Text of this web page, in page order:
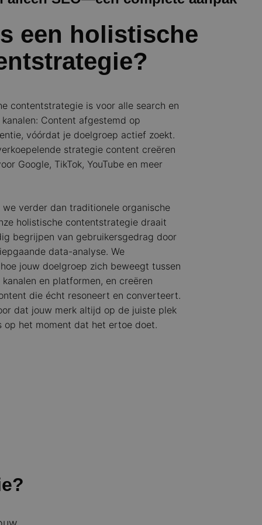
een holistische
contentstrategie is voor alle search en
Content afgestemd op
vóórdat je doelgroep actief zoekt.
strategie content creëren
Google, TikTok, YouTube en meer
we verder dan traditionele organische
holistische contentstrategie draait
begrijpen van gebruikersgedrag door
data-analyse. We
jouw doelgroep zich beweegt tussen
en platformen, en creëren
die écht resoneert en converteert.
dat jouw merk altijd op de juiste plek
op het moment dat het ertoe doet.